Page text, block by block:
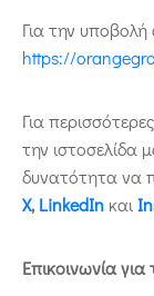
Για την υποβολή
https://
Για
την ιστοσελίδα
δυνατότητα να
Χ, LinkedIn και
Επικοινωνία